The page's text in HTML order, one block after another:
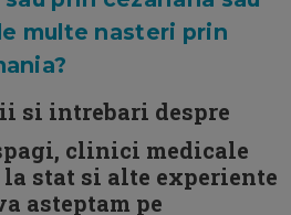
multe nasteri prin
si intrebari despre
clinici medicale
stat si alte experiente
asteptam pe